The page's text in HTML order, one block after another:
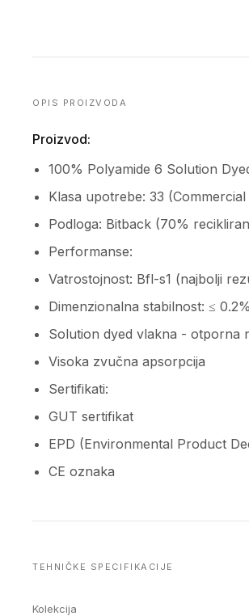
OPIS PROIZVODA
Proizvod:
100% Polyamide 6 Solution
Klasa upotrebe: 33
Podloga: Bitback (70%
Performanse:
Vatrostojnost: Bfl-s1 (najbolji
Dimenzionalna stabilnost: ≤ 0.2%
Solution dyed vlakna - otporna
Visoka zvučna apsorpcija
Sertifikati:
GUT sertifikat
EPD (Environmental Product
CE oznaka
TEHNIČKE SPECIFIKACIJE
Kolekcija